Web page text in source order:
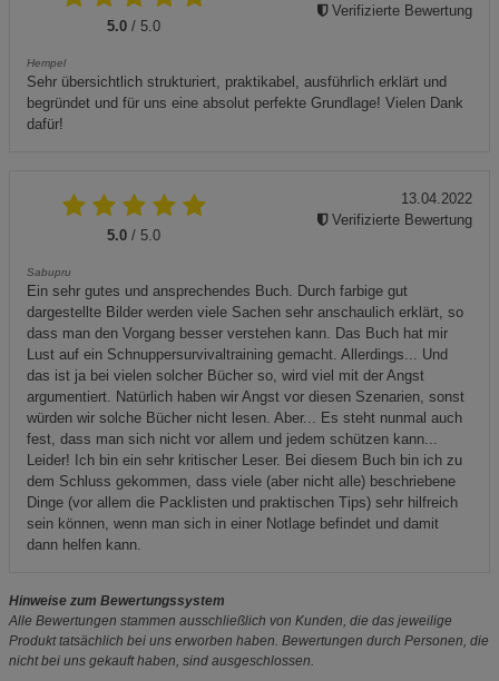
5.0 / 5.0
Hempel
Sehr übersichtlich strukturiert, praktikabel, ausführlich erklärt und
begründet und für uns eine absolut perfekte Grundlage! Vielen Dank
dafür!
Verifizierte Bewertung
5.0 / 5.0
Sabupru
Ein sehr gutes und ansprechendes Buch. Durch farbige gut
dargestellte Bilder werden viele Sachen sehr anschaulich erklärt, so
dass man den Vorgang besser verstehen kann. Das Buch hat mir
Lust auf ein Schnuppersurvivaltraining gemacht. Allerdings... Und
das ist ja bei vielen solcher Bücher so, wird viel mit der Angst
argumentiert. Natürlich haben wir Angst vor diesen Szenarien, sonst
würden wir solche Bücher nicht lesen. Aber... Es steht nunmal auch
fest, dass man sich nicht vor allem und jedem schützen kann...
Leider! Ich bin ein sehr kritischer Leser. Bei diesem Buch bin ich zu
dem Schluss gekommen, dass viele (aber nicht alle) beschriebene
Dinge (vor allem die Packlisten und praktischen Tips) sehr hilfreich
sein können, wenn man sich in einer Notlage befindet und damit
dann helfen kann.
13.04.2022
Verifizierte Bewertung
Hinweise zum Bewertungssystem
Alle Bewertungen stammen ausschließlich von Kunden, die das jeweilige
Produkt tatsächlich bei uns erworben haben. Bewertungen durch Personen, die
nicht bei uns gekauft haben, sind ausgeschlossen.